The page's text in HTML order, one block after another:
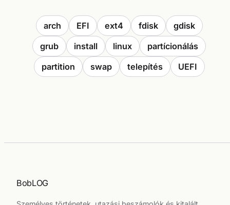
arch EFI ext4 fdisk
gdisk
grub
install linux
partícionálás
partition
swap telepítés UEFI
BobLOG